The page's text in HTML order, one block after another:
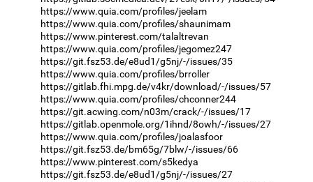
https://www.quia.com/profiles/jeelam
https://www.quia.com/profiles/shaunimam
https://www.pinterest.com/talaltrevan
https://www.quia.com/profiles/jegomez247
https://git.fsz53.de/e8ud1/g5nj/-/issues/35
https://www.quia.com/profiles/brroller
https://gitlab.fhi.mpg.de/v4kr/download/-/issues/57
https://www.quia.com/profiles/chconner244
https://git.acwing.com/n03m/crack/-/issues/17
https://gitlab.openmole.org/1ihnd/8owh/-/issues/27
https://www.quia.com/profiles/joalasfoor
https://git.fsz53.de/bm65g/7blw/-/issues/66
https://www.pinterest.com/s5kedya
https://git.fsz53.de/e8ud1/g5nj/-/issues/27